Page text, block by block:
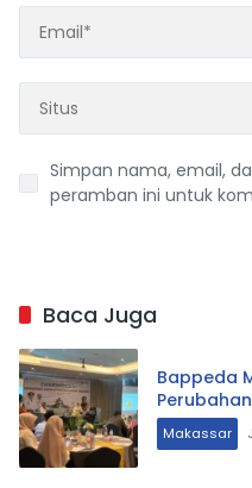
Simpan nama, email,
peramban ini untuk
Baca Juga
Bappeda
Perubahan
Makassar